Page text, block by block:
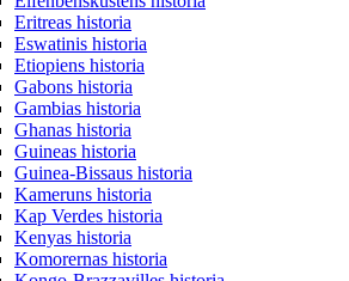
Eritreas historia
Eswatinis historia
Etiopiens historia
Gabons historia
Gambias historia
Ghanas historia
Guineas historia
Guinea-Bissaus historia
Kameruns historia
Kap Verdes historia
Kenyas historia
Komorernas historia